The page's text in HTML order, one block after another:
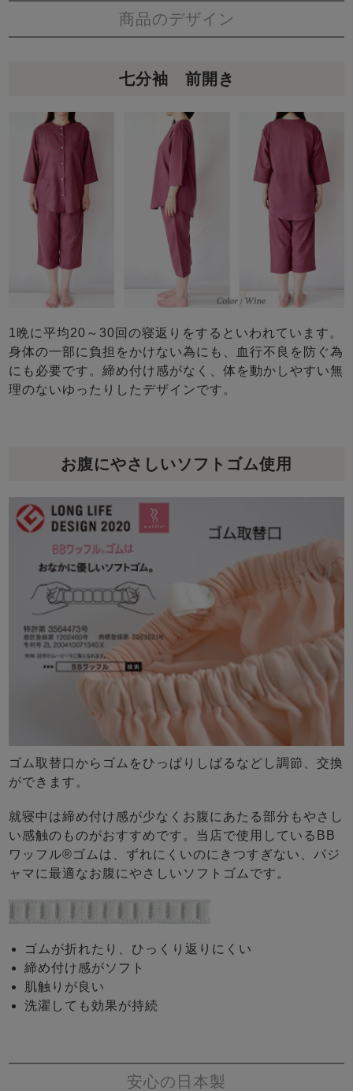
商品のデザイン
七分袖 前開き
1晩に平均20～30回の寝返りをするといわれています。
身体の一部に負担をかけない為にも、血行不良を防ぐ為
にも必要です。締め付け感がなく、体を動かしやすい無
理のないゆったりしたデザインです。
お腹にやさしいソフトゴム使用
ゴム取替口からゴムをひっぱりしばるなどし調節、交換
ができます。
就寝中は締め付け感が少なくお腹にあたる部分もやさし
い感触のものがおすすめです。当店で使用しているBB
ワッフル®ゴムは、ずれにくいのにきつすぎない、パジ
ャマに最適なお腹にやさしいソフトゴムです。
ゴムが折れたり、ひっくり返りにくい
締め付け感がソフト
肌触りが良い
洗濯しても効果が持続
安心の日本製